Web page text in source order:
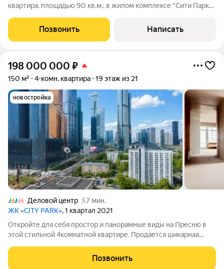
квартира, площадью 90 кв.м., в жилом комплексе "Сити Парк".
совмещенный санузел, постирочная, прихожая. Высота
потолков - 3,2 м. Кухня оснащена
Позвонить Написать
198 000 000 ₽
150 м² 4-комн. квартира 19 этаж из 21
новостройка
Деловой центр
7 мин.
ЖК «CITY PARK», 1 квартал 2021
Откройте для себя простор и панорамные виды на Пресню в
этой стильной 4комнатной квартире. Продается шикарная
ощущение свободы и комфорта в деловом сердце Москвы!
Преимущества вашей будущей
Позвонить